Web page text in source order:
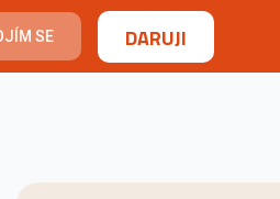
SE DARUJI